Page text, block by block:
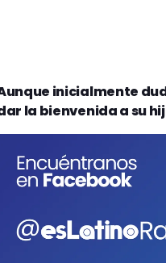
inicialmente
la bienvenida a su